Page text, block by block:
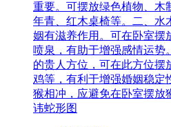
重要。可摆放绿色植物、木
年青、红木桌椅等。二、水
姻有滋养作用。可在卧室摆
喷泉，有助于增强感情运势
的贵人方位，可在此方位摆
鸡等，有利于增强婚姻稳定
猴相冲，应避免在卧室摆放
讳蛇形图